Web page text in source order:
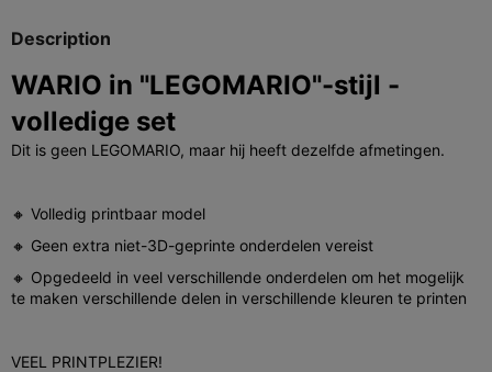
Description
WARIO in "LEGOMARIO"-stijl -
volledige set
Dit is geen LEGOMARIO, maar hij heeft dezelfde afmetingen.
🔸 Volledig printbaar model
🔸 Geen extra niet-3D-geprinte onderdelen vereist
🔸 Opgedeeld in veel verschillende onderdelen om het mogelijk
te maken verschillende delen in verschillende kleuren te printen
VEEL PRINTPLEZIER!